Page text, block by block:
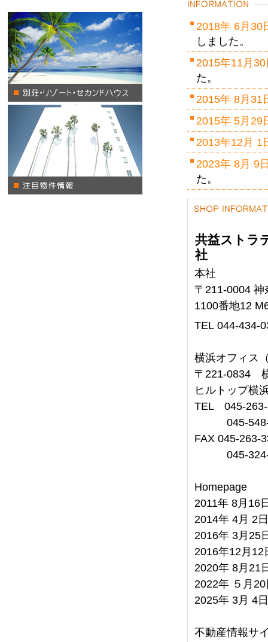
2018年 6月30
しました。
2015年11月
た。
2015年 8月
2015年 5月29
2013年12月 1
2023年 8月 9
た。
共益ストラ
社
本社
〒211-0004
1100番地12
TEL 044-
横浜オフィス
〒221-0834
ヒルトップ横
TEL 045-263-
045-548-
FAX 045-263-
045-
Homepage
2011年 8月16
2014年 4月 2
2016年 3月25
2016年12月12
2020年 8月21
2022年 ５月
2025年 3月 4
不動産情報